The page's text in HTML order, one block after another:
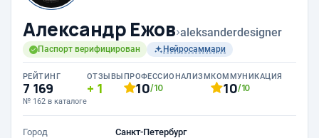
Александр Ежов›aleksanderdesigner
Паспорт верифицирован Нейросаммари
РЕЙТИНГ
7 169
№ 162 в каталоге
ОТЗЫВЫ
1
ПРОФЕССИОНАЛИЗМ
10/10
КОММУНИКАЦИЯ
10/10
Город
Санкт-Петербург